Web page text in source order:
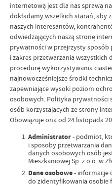
internetową jest dla nas sprawą
dokładamy wszelkich starań, aby
naszych interesantów,
odwiedzających naszą stronę
prywatności w przejrzysty sposób
i zakres przetwarzania wszystkich
procedurę wykorzystywania
najnowocześniejsze środki
zapewniające wysoki poziom
osobowych. Polityka prywatności
osób korzystających ze strony
Obowiązuje ona od 24 listopada
Administrator- podmiot,
i sposoby przetwarzania
danych osobowych osób
Mieszkaniowej Sp. z.o.o. w
Dane osobowe- informacje
do zidentyfikowania osobie